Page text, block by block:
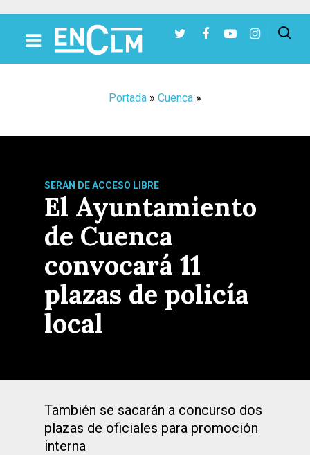
Portada » Cuenca »
SERÁN DE ACCESO LIBRE
El Ayuntamiento
de Cuenca
convocará 11
plazas de policía
local
También se sacarán a concurso dos
plazas de oficiales para promoción
interna